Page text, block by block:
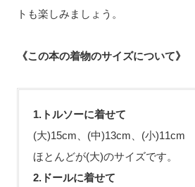
トも楽しみましょう。
《この本の着物のサイズについて》
1.トルソーに着せて
(大)15cm、(中)13cm、(小)11cm
ほとんどが(大)のサイズです。
2.ドールに着せて